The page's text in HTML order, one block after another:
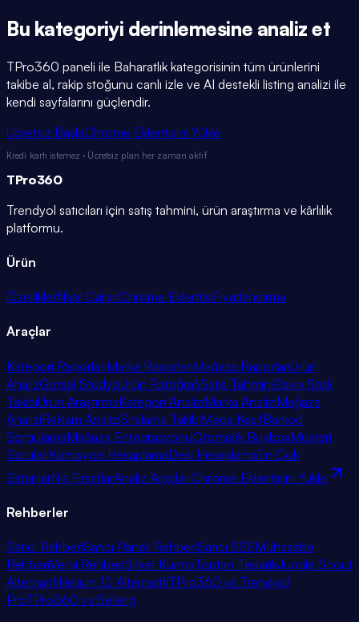
Bu kategoriyi derinlemesine analiz et
TPro360 paneli ile Baharatlık kategorisinin tüm ürünlerini
takibe al, rakip stoğunu canlı izle ve AI destekli listing analizi ile
kendi sayfalarını güçlendir.
Ücretsiz BaşlaChrome Eklentisini Yükle
Kredi kartı istemez · Ücretsiz plan her zaman aktif
TPro360
Trendyol satıcıları için satış tahmini, ürün araştırma ve kârlılık
platformu.
Ürün
ÖzelliklerNasıl ÇalışırChrome EklentisiFiyatlandırma
Araçlar
Kategori RaporlarıMarka RaporlarıMağaza RaporlarıÜrün
AnalizGörsel StüdyoÜrün FotoğrafıSatış TahminiRakip Stok
TakibiÜrün AraştırmaKategori AnaliziMarka AnaliziMağaza
AnaliziReklam AnaliziSıralama TakibiMega KeşifBarkod
SorgulamaMağaza EntegrasyonuOtomatik BuyboxMüşteri
SorularıKomisyon HesaplamaDesi HesaplamaEn Çok
SatanlarNiş FırsatlarAnaliz AraçlarıChrome Eklentisini Yükle
Rehberler
Satıcı RehberiSatıcı Paneli RehberiSatıcı SSSMuhasebe
RehberiVergi RehberiŞirket KurmaToptan TedarikJungle Scout
AlternatifiHelium 10 AlternatifiTPro360 vs Trendyol
ProTPro360 vs Sellerg